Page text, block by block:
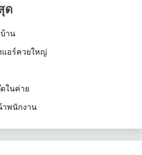
ด
าน
แอร์ควยใหญ่
ในค่าย
พนักงาน